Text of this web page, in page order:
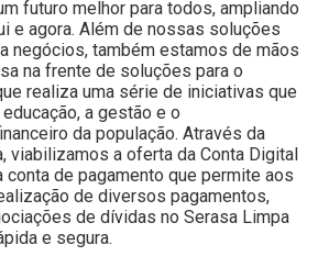
futuro melhor para todos, ampliando
e agora. Além de nossas soluções
negócios, também estamos de mãos
na frente de soluções para o
realiza uma série de iniciativas que
a gestão e o
da população. Através da
viabilizamos a oferta da Conta Digital
conta de pagamento que permite aos
de diversos pagamentos,
de dívidas no Serasa Limpa
e segura.